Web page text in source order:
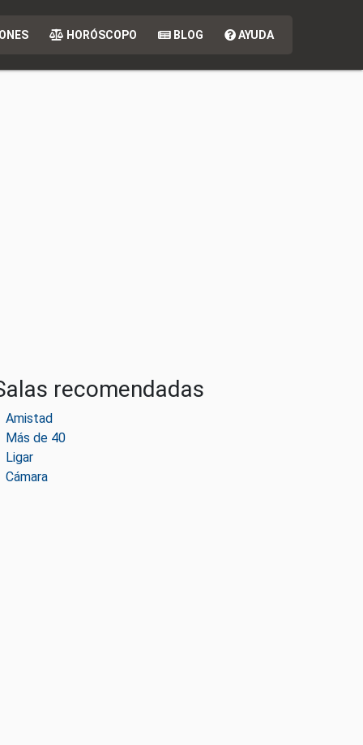
HORÓSCOPO BLOG AYUDA
recomendadas
Amistad
Más de 40
Ligar
Cámara